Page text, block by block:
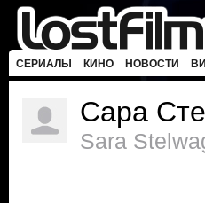
СЕРИАЛЫ КИНО НОВОСТИ
Сара
Sara